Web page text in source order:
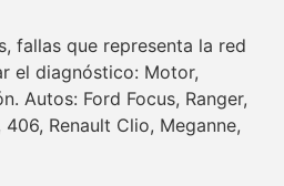
fallas que representa la red
el diagnóstico: Motor,
Autos: Ford Focus, Ranger,
Renault Clio, Meganne,